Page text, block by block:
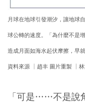
月球在地球引發潮汐，讓地球
球公轉的速度。「為什麼不是
造成月面如海水起伏摩擦，早
資料來源 │趙丰 圖片重製 │
「可是……不是說